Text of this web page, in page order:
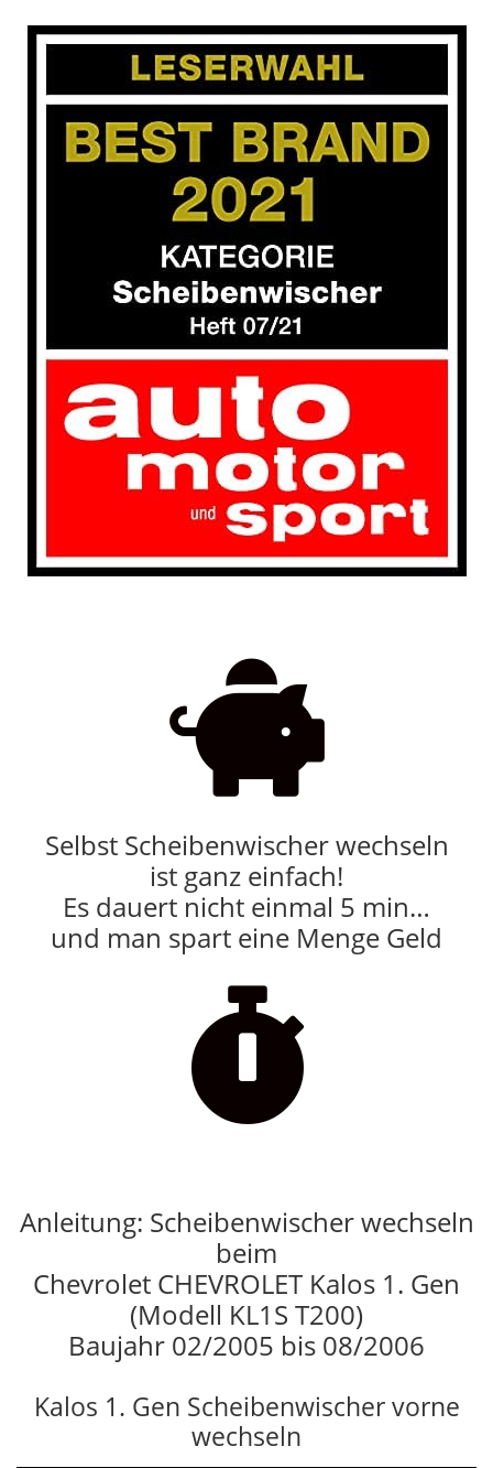

Selbst Scheibenwischer wechseln
ist ganz einfach!
Es dauert nicht einmal 5 min…
und man spart eine Menge Geld

Anleitung: Scheibenwischer wechseln
beim
Chevrolet CHEVROLET Kalos 1. Gen
(Modell KL1S T200)
Baujahr 02/2005 bis 08/2006
Kalos 1. Gen Scheibenwischer vorne
wechseln